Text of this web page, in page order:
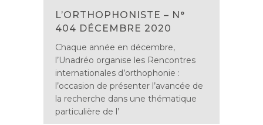
L’ORTHOPHONISTE – N°
404 DÉCEMBRE 2020
Chaque année en décembre,
l’Unadréo organise les Rencontres
internationales d’orthophonie :
l’occasion de présenter l’avancée de
la recherche dans une thématique
particulière de l’